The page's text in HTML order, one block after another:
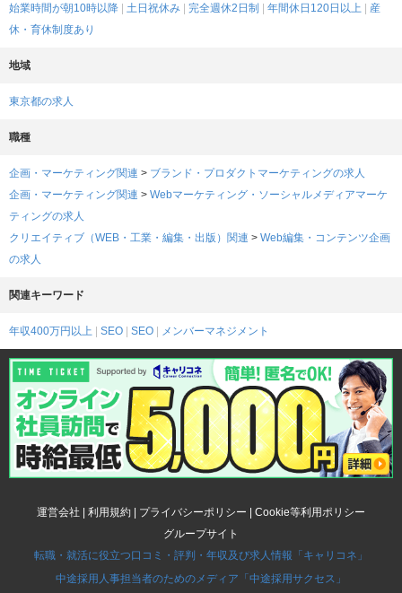
始業時間が朝10時以降
土日祝休み 完全週休2日制 年間休日120日以上
産
休・育休制度あり
地域
東京都の求人
職種
企画・マーケティング関連 > ブランド・プロダクトマーケティングの求人
企画・マーケティング関連 > Webマーケティング・ソーシャルメディアマーケ
ティングの求人
クリエイティブ（WEB・工業・編集・出版）関連 > Web編集・コンテンツ企画
の求人
関連キーワード
年収400万円以上 SEO SEO メンバーマネジメント
運営会社 | 利用規約 | プライバシーポリシー | Cookie等利用ポリシー
グループサイト
転職・就活に役立つ口コミ・評判・年収及び求人情報「キャリコネ」
中途採用人事担当者のためのメディア「中途採用サクセス」